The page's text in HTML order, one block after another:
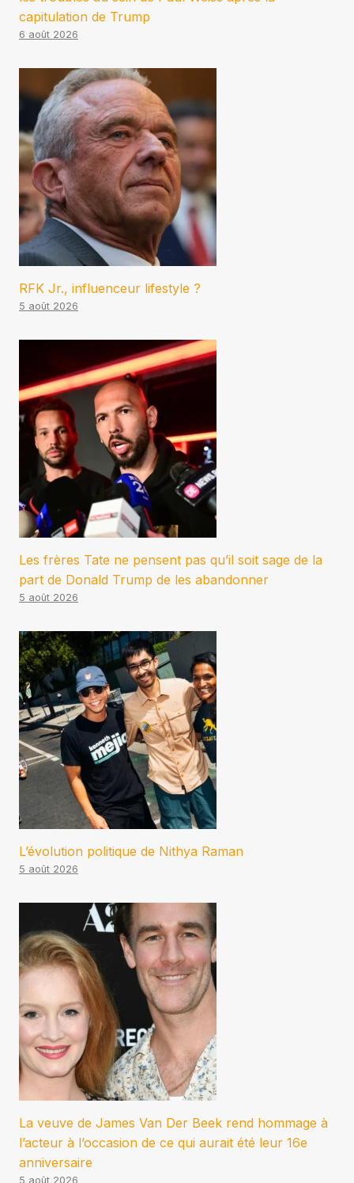
capitulation de Trump
6 août 2026
RFK Jr., influenceur lifestyle ?
5 août 2026
Les frères Tate ne pensent pas qu’il soit sage de la
part de Donald Trump de les abandonner
5 août 2026
L’évolution politique de Nithya Raman
5 août 2026
La veuve de James Van Der Beek rend hommage à
l’acteur à l’occasion de ce qui aurait été leur 16e
anniversaire
5 août 2026